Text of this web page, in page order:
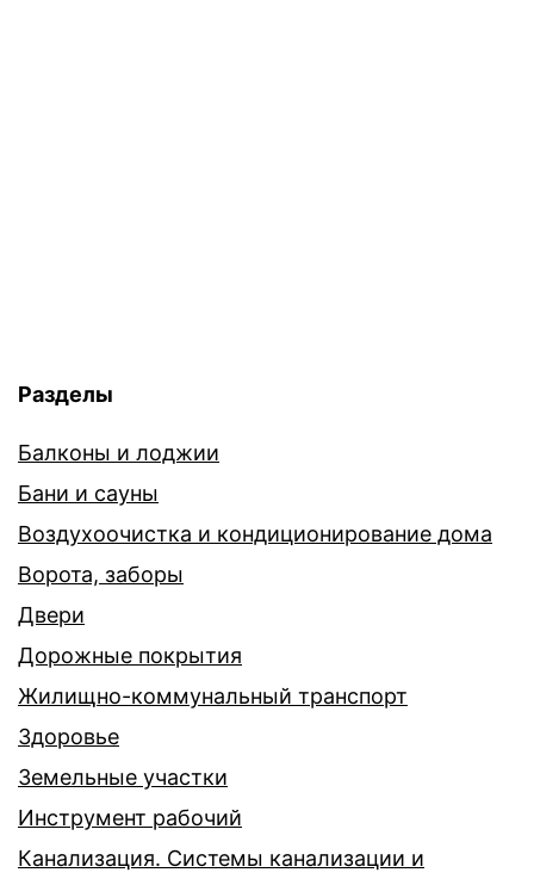
Разделы
Балконы и лоджии
Бани и сауны
Воздухоочистка и кондиционирование дома
Ворота, заборы
Двери
Дорожные покрытия
Жилищно-коммунальный транспорт
Здоровье
Земельные участки
Инструмент рабочий
Канализация. Системы канализации и